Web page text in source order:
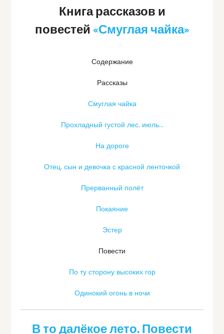
Книга рассказов и
повестей «Смуглая чайка»
Содержание
Рассказы
Смуглая чайка
Прохладный густой лес, июль…
На дороге
Отец, сын и девочка с красной ленточкой
Прерванный полёт
Покаяние
Эстер
Повести
По ту сторону высоких гор
Одинокий огонь в ночи
В то далёкое лето. Повести